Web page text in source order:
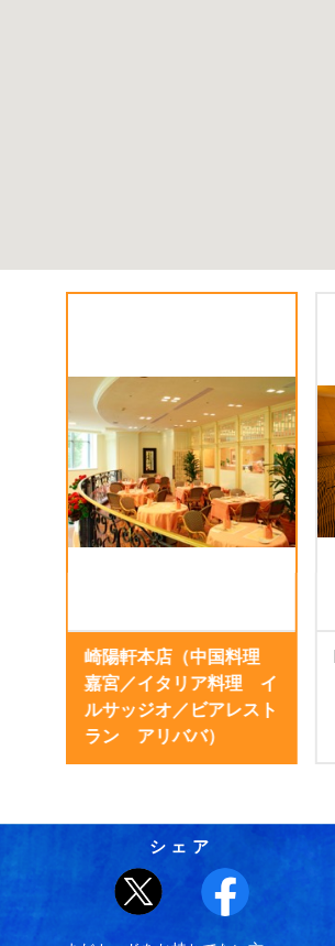
崎陽軒本店（中国料理
嘉宮／イタリア料理 イ
ルサッジオ／ビアレスト
ラン アリババ）
シェア